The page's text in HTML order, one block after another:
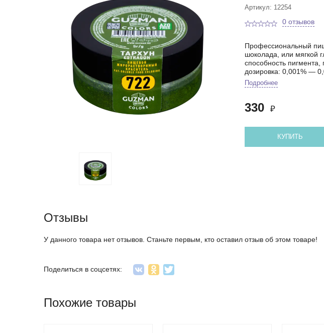
Артикул: 12254
0 отзывов
Профессиональный
шоколада, или мягкой
способность
дозировка: 0,001% —
Подробнее
330 ₽
КУПИТЬ
Отзывы
У данного товара нет отзывов. Станьте первым, кто оставил отзыв об этом товаре!
Поделиться в соцсетях:
Похожие товары